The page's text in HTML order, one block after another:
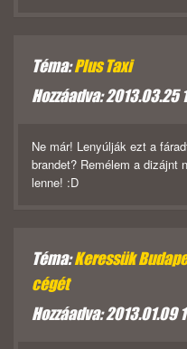
Téma:Plus Taxi
Hozzáadva: 2013.03.25
Ne már! Lenyúlják ezt a
brandet? Remélem a dizájnt
lenne! :D
Téma:Keressük
cégét
Hozzáadva: 2013.01.09